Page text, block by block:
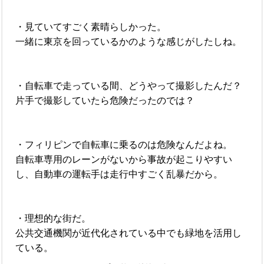
・見ていてすごく素晴らしかった。
一緒に東京を回っているかのような感じがしたしね。
・自転車で走っている間、どうやって撮影したんだ？
片手で撮影していたら危険だったのでは？
・フィリピンで自転車に乗るのは危険なんだよね。
自転車専用のレーンがないから事故が起こりやすい
し、自動車の運転手は走行中すごく乱暴だから。
・理想的な街だ。
公共交通機関が近代化されている中でも緑地を活用し
ている。